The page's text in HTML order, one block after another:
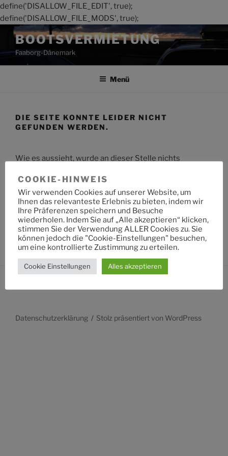
define('DISALLOW_FILE_EDIT', true);
define('DISALLOW_FILE_MODS', true);
Zum
Inhalt
springen
BOOTSVERMIETUNG
Faaborg-Dänemark
Menü
DIE SEITE KONNTE LEIDER NICHT
GEFUNDEN WERDEN.
Wie es aussieht, wurde an dieser Stelle nichts
Suche
nach:
Datenschutzerklärung Stolz präsentiert von WordPress
COOKIE-HINWEIS
Wir verwenden Cookies auf unserer Website, um
Ihnen das relevanteste Erlebnis zu bieten, indem wir
Ihre Präferenzen speichern und Besuche
wiederholen. Indem Sie auf „Alle akzeptieren“ klicken,
stimmen Sie der Verwendung ALLER Cookies zu. Sie
können jedoch die "Cookie-Einstellungen" besuchen,
um eine kontrollierte Zustimmung zu erteilen.
Cookie Einstellungen Alles akzeptieren